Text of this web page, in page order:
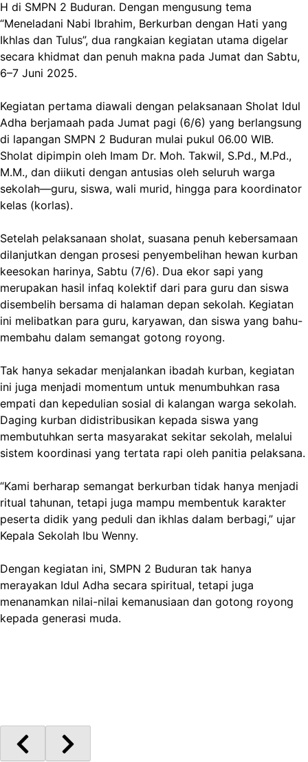
H di SMPN 2 Buduran. Dengan mengusung tema
“Meneladani Nabi Ibrahim, Berkurban dengan Hati yang
Ikhlas dan Tulus”, dua rangkaian kegiatan utama digelar
secara khidmat dan penuh makna pada Jumat dan Sabtu,
6–7 Juni 2025.
Kegiatan pertama diawali dengan pelaksanaan Sholat Idul
Adha berjamaah pada Jumat pagi (6/6) yang berlangsung
di lapangan SMPN 2 Buduran mulai pukul 06.00 WIB.
Sholat dipimpin oleh Imam Dr. Moh. Takwil, S.Pd., M.Pd.,
M.M., dan diikuti dengan antusias oleh seluruh warga
sekolah—guru, siswa, wali murid, hingga para koordinator
kelas (korlas).
Setelah pelaksanaan sholat, suasana penuh kebersamaan
dilanjutkan dengan prosesi penyembelihan hewan kurban
keesokan harinya, Sabtu (7/6). Dua ekor sapi yang
merupakan hasil infaq kolektif dari para guru dan siswa
disembelih bersama di halaman depan sekolah. Kegiatan
ini melibatkan para guru, karyawan, dan siswa yang bahu-
membahu dalam semangat gotong royong.
Tak hanya sekadar menjalankan ibadah kurban, kegiatan
ini juga menjadi momentum untuk menumbuhkan rasa
empati dan kepedulian sosial di kalangan warga sekolah.
Daging kurban didistribusikan kepada siswa yang
membutuhkan serta masyarakat sekitar sekolah, melalui
sistem koordinasi yang tertata rapi oleh panitia pelaksana.
“Kami berharap semangat berkurban tidak hanya menjadi
ritual tahunan, tetapi juga mampu membentuk karakter
peserta didik yang peduli dan ikhlas dalam berbagi,” ujar
Kepala Sekolah Ibu Wenny.
Dengan kegiatan ini, SMPN 2 Buduran tak hanya
merayakan Idul Adha secara spiritual, tetapi juga
menanamkan nilai-nilai kemanusiaan dan gotong royong
kepada generasi muda.